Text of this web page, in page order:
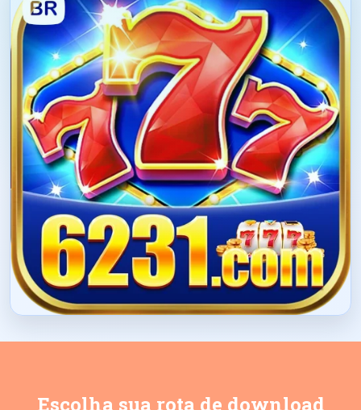
Escolha sua rota de download